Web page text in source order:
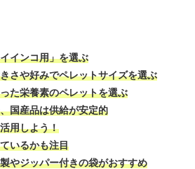
インコ用」を選ぶ
さや好みでペレットサイズを選ぶ
た栄養素のペレットを選ぶ
国産品は供給が安定的
用しよう！
いるかも注目
やジッパー付きの袋がおすすめ